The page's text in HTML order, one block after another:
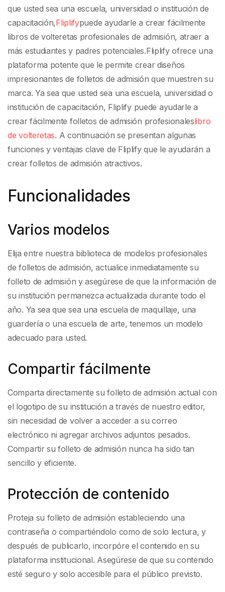
que usted sea una escuela, universidad o institución de
capacitación,Fliplifypuede ayudarle a crear fácilmente
libros de volteretas profesionales de admisión, atraer a
más estudiantes y padres potenciales.Fliplify ofrece una
plataforma potente que le permite crear diseños
impresionantes de folletos de admisión que muestren su
marca. Ya sea que usted sea una escuela, universidad o
institución de capacitación, Fliplify puede ayudarle a
crear fácilmente folletos de admisión profesionaleslibro
de volteretas. A continuación se presentan algunas
funciones y ventajas clave de Fliplify que le ayudarán a
crear folletos de admisión atractivos.
Funcionalidades
Varios modelos
Elija entre nuestra biblioteca de modelos profesionales
de folletos de admisión, actualice inmediatamente su
folleto de admisión y asegúrese de que la información de
su institución permanezca actualizada durante todo el
año. Ya sea que sea una escuela de maquillaje, una
guardería o una escuela de arte, tenemos un modelo
adecuado para usted.
Compartir fácilmente
Comparta directamente su folleto de admisión actual con
el logotipo de su institución a través de nuestro editor,
sin necesidad de volver a acceder a su correo
electrónico ni agregar archivos adjuntos pesados.
Compartir su folleto de admisión nunca ha sido tan
sencillo y eficiente.
Protección de contenido
Proteja su folleto de admisión estableciendo una
contraseña o compartiéndolo como de solo lectura, y
después de publicarlo, incorpóre el contenido en su
plataforma institucional. Asegúrese de que su contenido
esté seguro y solo accesible para el público previsto.